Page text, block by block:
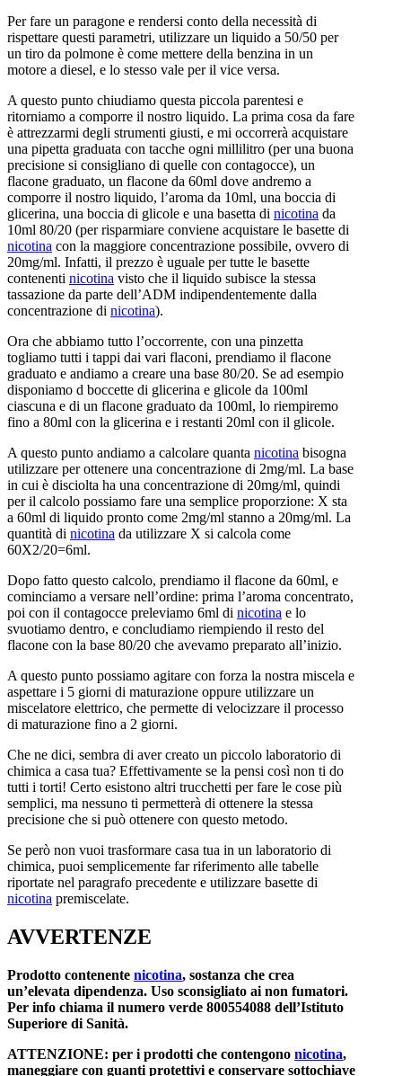
Per fare un paragone e rendersi conto della necessità di
rispettare questi parametri, utilizzare un liquido a 50/50 per
un tiro da polmone è come mettere della benzina in un
motore a diesel, e lo stesso vale per il vice versa.
A questo punto chiudiamo questa piccola parentesi e
ritorniamo a comporre il nostro liquido. La prima cosa da fare
è attrezzarmi degli strumenti giusti, e mi occorrerà acquistare
una pipetta graduata con tacche ogni millilitro (per una buona
precisione si consigliano di quelle con contagocce), un
flacone graduato, un flacone da 60ml dove andremo a
comporre il nostro liquido, l’aroma da 10ml, una boccia di
glicerina, una boccia di glicole e una basetta di nicotina da
10ml 80/20 (per risparmiare conviene acquistare le basette di
nicotina con la maggiore concentrazione possibile, ovvero di
20mg/ml. Infatti, il prezzo è uguale per tutte le basette
contenenti nicotina visto che il liquido subisce la stessa
tassazione da parte dell’ADM indipendentemente dalla
concentrazione di nicotina).
Ora che abbiamo tutto l’occorrente, con una pinzetta
togliamo tutti i tappi dai vari flaconi, prendiamo il flacone
graduato e andiamo a creare una base 80/20. Se ad esempio
disponiamo d boccette di glicerina e glicole da 100ml
ciascuna e di un flacone graduato da 100ml, lo riempiremo
fino a 80ml con la glicerina e i restanti 20ml con il glicole.
A questo punto andiamo a calcolare quanta nicotina bisogna
utilizzare per ottenere una concentrazione di 2mg/ml. La base
in cui è disciolta ha una concentrazione di 20mg/ml, quindi
per il calcolo possiamo fare una semplice proporzione: X sta
a 60ml di liquido pronto come 2mg/ml stanno a 20mg/ml. La
quantità di nicotina da utilizzare X si calcola come
60X2/20=6ml.
Dopo fatto questo calcolo, prendiamo il flacone da 60ml, e
cominciamo a versare nell’ordine: prima l’aroma concentrato,
poi con il contagocce preleviamo 6ml di nicotina e lo
svuotiamo dentro, e concludiamo riempiendo il resto del
flacone con la base 80/20 che avevamo preparato all’inizio.
A questo punto possiamo agitare con forza la nostra miscela e
aspettare i 5 giorni di maturazione oppure utilizzare un
miscelatore elettrico, che permette di velocizzare il processo
di maturazione fino a 2 giorni.
Che ne dici, sembra di aver creato un piccolo laboratorio di
chimica a casa tua? Effettivamente se la pensi così non ti do
tutti i torti! Certo esistono altri trucchetti per fare le cose più
semplici, ma nessuno ti permetterà di ottenere la stessa
precisione che si può ottenere con questo metodo.
Se però non vuoi trasformare casa tua in un laboratorio di
chimica, puoi semplicemente far riferimento alle tabelle
riportate nel paragrafo precedente e utilizzare basette di
nicotina premiscelate.
AVVERTENZE
Prodotto contenente nicotina, sostanza che crea
un’elevata dipendenza. Uso sconsigliato ai non fumatori.
Per info chiama il numero verde 800554088 dell’Istituto
Superiore di Sanità.
ATTENZIONE: per i prodotti che contengono nicotina,
maneggiare con guanti protettivi e conservare sottochiave